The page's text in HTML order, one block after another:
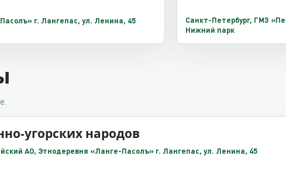
Ханты-Мансийский АО, Этнодеревня «Ланге-Пасолъ» г. Лангепас, ул. Ленина, 45
Санкт-Петербург, ГМЗ
Нижний парк
угорских народов
Ханты-Мансийский АО, Этнодеревня «Ланге-Пасолъ» г. Лангепас, ул. Ленина, 45